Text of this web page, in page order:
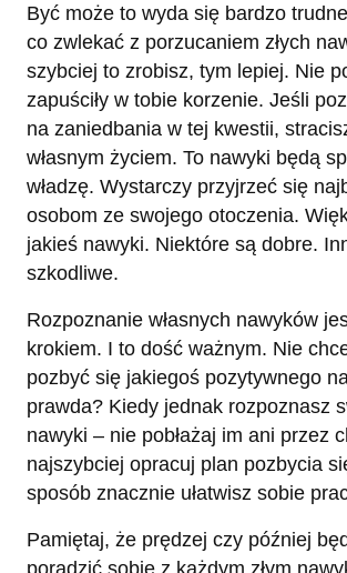
Być może to wyda się bardzo
co zwlekać z porzucaniem złych
szybciej to zrobisz, tym lepiej. Nie
zapuściły w tobie korzenie. Jeśli
na zaniedbania w tej kwestii,
własnym życiem. To nawyki będą
władzę. Wystarczy przyjrzeć się
osobom ze swojego otoczenia.
jakieś nawyki. Niektóre są dobre.
szkodliwe.
Rozpoznanie własnych nawyków
krokiem. I to dość ważnym. Nie
pozbyć się jakiegoś pozytywnego
prawda? Kiedy jednak rozpoznasz
nawyki – nie pobłażaj im ani przez
najszybciej opracuj plan pozbycia
sposób znacznie ułatwisz sobie
Pamiętaj, że prędzej czy później
poradzić sobie z każdym złym